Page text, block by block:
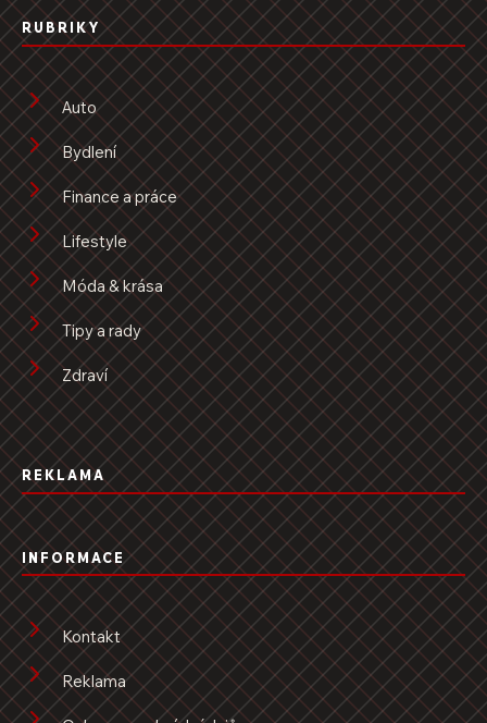
RUBRIKY
Auto
Bydlení
Finance a práce
Lifestyle
Móda & krása
Tipy a rady
Zdraví
REKLAMA
INFORMACE
Kontakt
Reklama